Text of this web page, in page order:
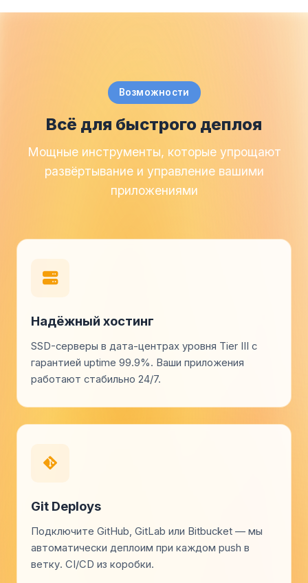
Возможности
Всё для быстрого деплоя
Мощные инструменты, которые упрощают
развёртывание и управление вашими
приложениями
Надёжный хостинг
SSD-серверы в дата-центрах уровня Tier III с
гарантией uptime 99.9%. Ваши приложения
работают стабильно 24/7.
Git Deploys
Подключите GitHub, GitLab или Bitbucket — мы
автоматически деплоим при каждом push в
ветку. CI/CD из коробки.